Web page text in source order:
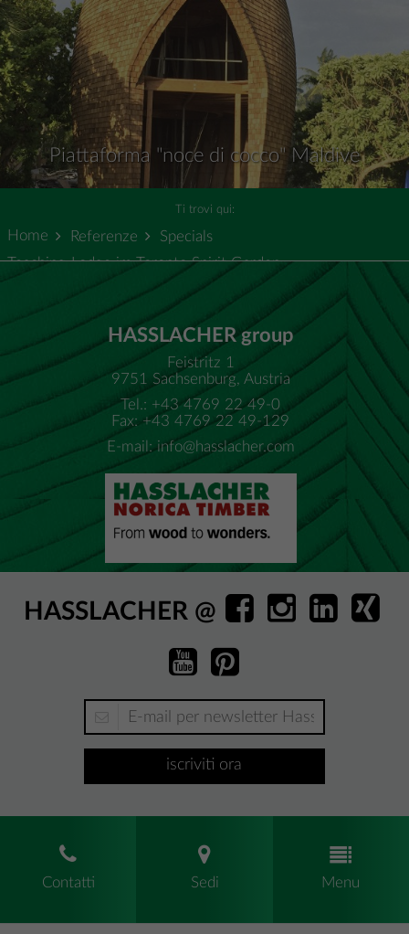
Piattaforma "noce di cocco" Maldive
Ti trovi qui:
Home Referenze
Specials
Teaching-Lodge im Toronto Spirit Garden
HASSLACHER group
Feistritz 1
9751 Sachsenburg, Austria
Tel.: +43 4769 22 49-0
Fax: +43 4769 22 49-129
E-mail: info@hasslacher.com
HASSLACHER @
iscriviti ora
Contatti Sedi Menu